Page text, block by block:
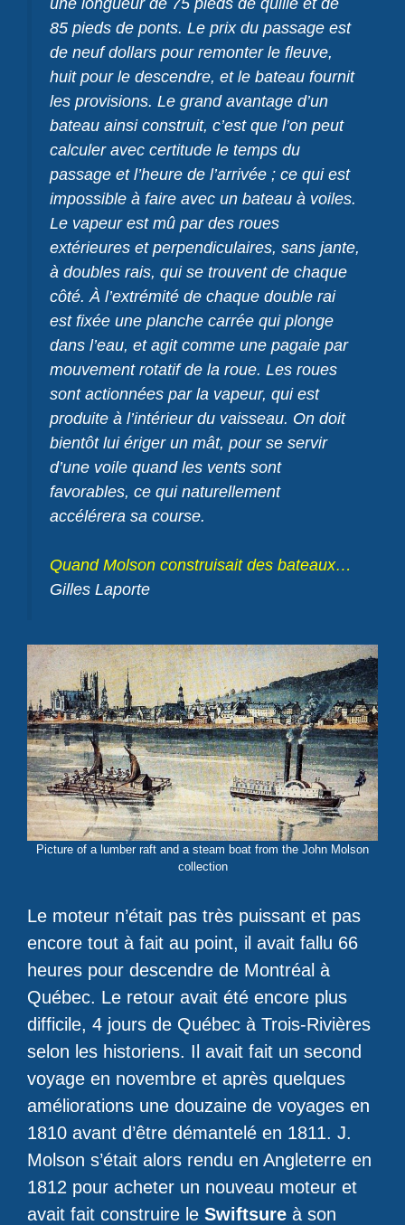
une longueur de 75 pieds de quille et de
85 pieds de ponts. Le prix du passage est
de neuf dollars pour remonter le fleuve,
huit pour le descendre, et le bateau fournit
les provisions. Le grand avantage d’un
bateau ainsi construit, c’est que l’on peut
calculer avec certitude le temps du
passage et l’heure de l’arrivée ; ce qui est
impossible à faire avec un bateau à voiles.
Le vapeur est mû par des roues
extérieures et perpendiculaires, sans jante,
à doubles rais, qui se trouvent de chaque
côté. À l’extré­mité de chaque double rai
est fixée une planche carrée qui plonge
dans l’eau, et agit comme une pagaie par
mouvement rotatif de la roue. Les roues
sont actionnées par la vapeur, qui est
produite à l’intérieur du vaisseau. On doit
bientôt lui ériger un mât, pour se servir
d’une voile quand les vents sont
favorables, ce qui naturellement
accélérera sa course.
Quand Molson construisait des bateaux…
Gilles Laporte
Picture of a lumber raft and a steam boat from the John Molson
collection
Le moteur n’était pas très puissant et pas
encore tout à fait au point, il avait fallu 66
heures pour descendre de Montréal à
Québec. Le retour avait été encore plus
difficile, 4 jours de Québec à Trois-Rivières
selon les historiens. Il avait fait un second
voyage en novembre et après quelques
améliorations une douzaine de voyages en
1810 avant d’être démantelé en 1811. J.
Molson s’était alors rendu en Angleterre en
1812 pour acheter un nouveau moteur et
avait fait construire le Swiftsure à son